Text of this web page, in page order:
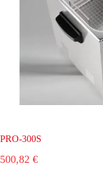
PRO-300S
500,82 €